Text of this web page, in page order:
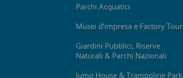
Parchi Acquatici
Musei d’impresa e Factory Tour
Giardini Pubblici, Riserve
Naturali & Parchi Nazionali
Jump House & Trampoline Park